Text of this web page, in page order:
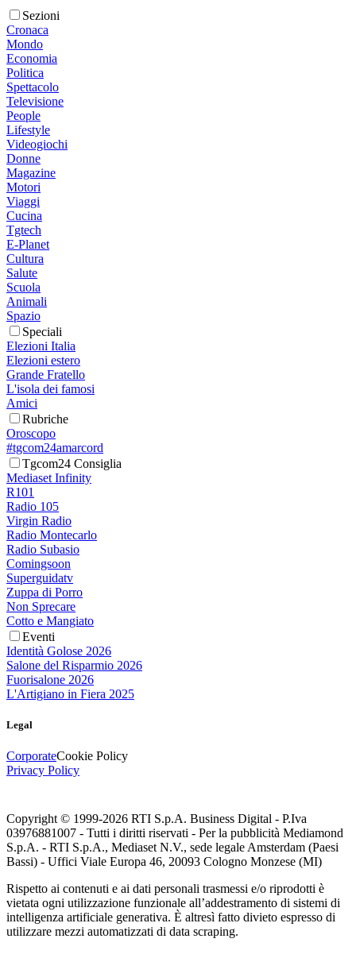
Sezioni
Cronaca
Mondo
Economia
Politica
Spettacolo
Televisione
People
Lifestyle
Videogiochi
Donne
Magazine
Motori
Viaggi
Cucina
Tgtech
E-Planet
Cultura
Salute
Scuola
Animali
Spazio
Speciali
Elezioni Italia
Elezioni estero
Grande Fratello
L'isola dei famosi
Amici
Rubriche
Oroscopo
#tgcom24amarcord
Tgcom24 Consiglia
Mediaset Infinity
R101
Radio 105
Virgin Radio
Radio Montecarlo
Radio Subasio
Comingsoon
Superguidatv
Zuppa di Porro
Non Sprecare
Cotto e Mangiato
Eventi
Identità Golose 2026
Salone del Risparmio 2026
Fuorisalone 2026
L'Artigiano in Fiera 2025
Legal
CorporateCookie Policy
Privacy Policy
Copyright © 1999-2026 RTI S.p.A. Business Digital - P.Iva
03976881007 - Tutti i diritti riservati - Per la pubblicità Mediamond
S.p.A. - RTI S.p.A., Mediaset N.V., sede legale Amsterdam (Paesi
Bassi) - Uffici Viale Europa 46, 20093 Cologno Monzese (MI)
Rispetto ai contenuti e ai dati personali trasmessi e/o riprodotti è
vietata ogni utilizzazione funzionale all’addestramento di sistemi di
intelligenza artificiale generativa. È altresì fatto divieto espresso di
utilizzare mezzi automatizzati di data scraping.